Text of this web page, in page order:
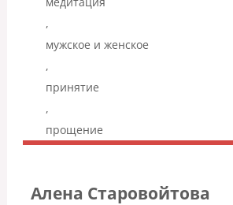
,
мужское и женское
,
принятие
,
прощение
Алена Старовойтова